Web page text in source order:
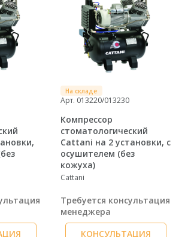
На складе
Арт. 013220/013230
Компрессор
cтоматологический
Cattani на 2 установки, с
осушителем (без
кожуха)
Cattani
Требуется консультация
менеджера
КОНСУЛЬТАЦИЯ